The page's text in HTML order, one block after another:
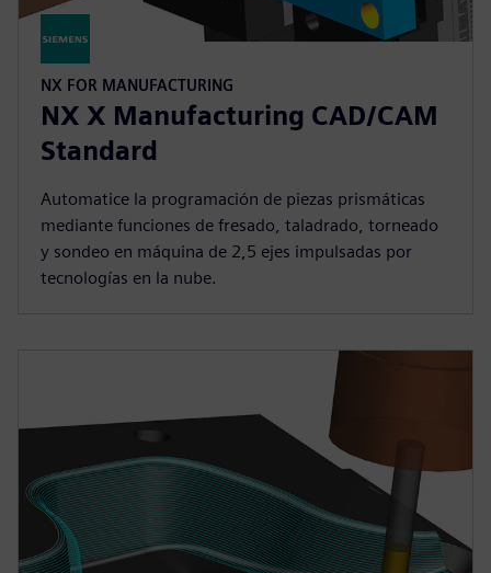
NX FOR MANUFACTURING
NX X Manufacturing CAD/CAM
Standard
Automatice la programación de piezas prismáticas
mediante funciones de fresado, taladrado, torneado
y sondeo en máquina de 2,5 ejes impulsadas por
tecnologías en la nube.